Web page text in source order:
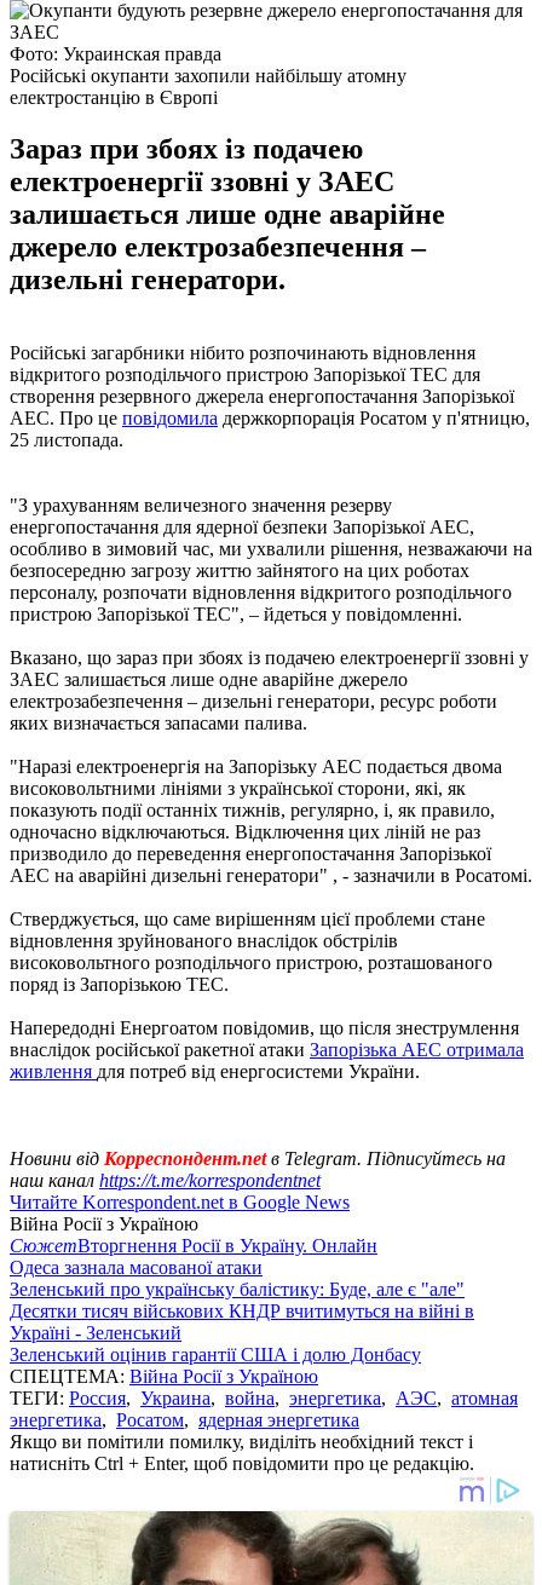
Фото: Украинская правда
Російські окупанти захопили найбільшу атомну
електростанцію в Європі
Зараз при збоях із подачею
електроенергії ззовні у ЗАЕС
залишається лише одне аварійне
джерело електрозабезпечення –
дизельні генератори.
Російські загарбники нібито розпочинають відновлення
відкритого розподільчого пристрою Запорізької ТЕС для
створення резервного джерела енергопостачання Запорізької
АЕС. Про це повідомила держкорпорація Росатом у п'ятницю,
25 листопада.
"З урахуванням величезного значення резерву
енергопостачання для ядерної безпеки Запорізької АЕС,
особливо в зимовий час, ми ухвалили рішення, незважаючи на
безпосередню загрозу життю зайнятого на цих роботах
персоналу, розпочати відновлення відкритого розподільчого
пристрою Запорізької ТЕС", – йдеться у повідомленні.
Вказано, що зараз при збоях із подачею електроенергії ззовні у
ЗАЕС залишається лише одне аварійне джерело
електрозабезпечення – дизельні генератори, ресурс роботи
яких визначається запасами палива.
"Наразі електроенергія на Запорізьку АЕС подається двома
високовольтними лініями з української сторони, які, як
показують події останніх тижнів, регулярно, і, як правило,
одночасно відключаються. Відключення цих ліній не раз
призводило до переведення енергопостачання Запорізької
АЕС на аварійні дизельні генератори" , - зазначили в Росатомі.
Стверджується, що саме вирішенням цієї проблеми стане
відновлення зруйнованого внаслідок обстрілів
високовольтного розподільчого пристрою, розташованого
поряд із Запорізькою ТЕС.
Напередодні Енергоатом повідомив, що після знеструмлення
внаслідок російської ракетної атаки Запорізька АЕС отримала
живлення для потреб від енергосистеми України.
Новини від Корреспондент.netв Telegram. Підписуйтесь на
наш канал https://t.me/korrespondentnet
Читайте Korrespondent.net в Google News
Війна Росії з Україною
СюжетВторгнення Росії в Україну. Онлайн
Одеса зазнала масованої атаки
Зеленський про українську балістику: Буде, але є "але"
Десятки тисяч військових КНДР вчитимуться на війні в
Україні - Зеленський
Зеленський оцінив гарантії США і долю Донбасу
СПЕЦТЕМА: Війна Росії з Україною
ТЕГИ: Россия, Украина, война, энергетика, АЭС, атомная
энергетика, Росатом, ядерная энергетика
Якщо ви помітили помилку, виділіть необхідний текст і
натисніть Ctrl + Enter, щоб повідомити про це редакцію.